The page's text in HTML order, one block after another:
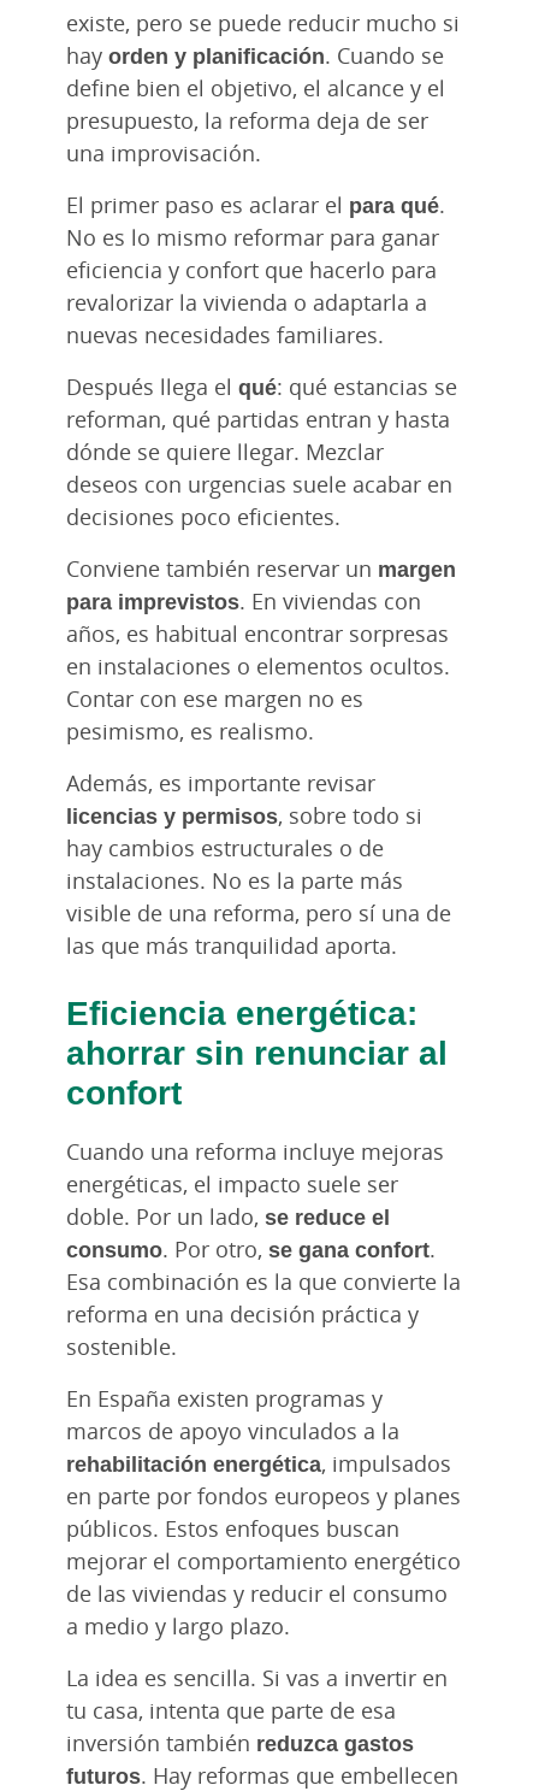
existe, pero se puede reducir mucho si
hay orden y planificación. Cuando se
define bien el objetivo, el alcance y el
presupuesto, la reforma deja de ser
una improvisación.
El primer paso es aclarar el para qué.
No es lo mismo reformar para ganar
eficiencia y confort que hacerlo para
revalorizar la vivienda o adaptarla a
nuevas necesidades familiares.
Después llega el qué: qué estancias se
reforman, qué partidas entran y hasta
dónde se quiere llegar. Mezclar
deseos con urgencias suele acabar en
decisiones poco eficientes.
Conviene también reservar un margen
para imprevistos. En viviendas con
años, es habitual encontrar sorpresas
en instalaciones o elementos ocultos.
Contar con ese margen no es
pesimismo, es realismo.
Además, es importante revisar
licencias y permisos, sobre todo si
hay cambios estructurales o de
instalaciones. No es la parte más
visible de una reforma, pero sí una de
las que más tranquilidad aporta.
Eficiencia energética:
ahorrar sin renunciar al
confort
Cuando una reforma incluye mejoras
energéticas, el impacto suele ser
doble. Por un lado, se reduce el
consumo. Por otro, se gana confort.
Esa combinación es la que convierte la
reforma en una decisión práctica y
sostenible.
En España existen programas y
marcos de apoyo vinculados a la
rehabilitación energética, impulsados
en parte por fondos europeos y planes
públicos. Estos enfoques buscan
mejorar el comportamiento energético
de las viviendas y reducir el consumo
a medio y largo plazo.
La idea es sencilla. Si vas a invertir en
tu casa, intenta que parte de esa
inversión también reduzca gastos
futuros. Hay reformas que embellecen